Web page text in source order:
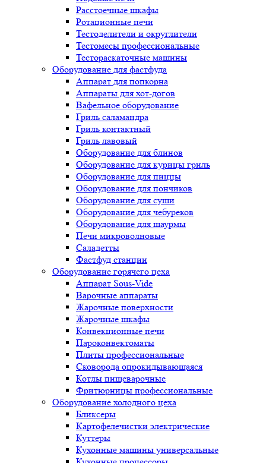
Расстоечные шкафы
Ротационные печи
Тестоделители и округлители
Тестомесы профессиональные
Тестораскаточные машины
Оборудование для фастфуда
Аппарат для попкорна
Аппараты для хот-догов
Вафельное оборудование
Гриль саламандра
Гриль контактный
Гриль лавовый
Оборудование для блинов
Оборудование для курицы гриль
Оборудование для пиццы
Оборудование для пончиков
Оборудование для суши
Оборудование для чебуреков
Оборудование для шаурмы
Печи микроволновые
Саладетты
Фастфуд станции
Оборудование горячего цеха
Аппарат Sous-Vide
Варочные аппараты
Жарочные поверхности
Жарочные шкафы
Конвекционные печи
Пароконвектоматы
Плиты профессиональные
Сковорода опрокидывающаяся
Котлы пищеварочные
Фритюрницы профессиональные
Оборудование холодного цеха
Бликсеры
Картофелечистки электрические
Куттеры
Кухонные машины универсальные